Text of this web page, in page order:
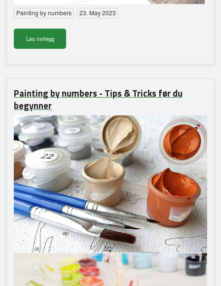
Painting by numbers 23. May 2023
Les innlegg
Painting by numbers - Tips & Tricks før du
begynner